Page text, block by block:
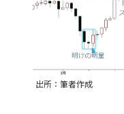
出所：筆者作成